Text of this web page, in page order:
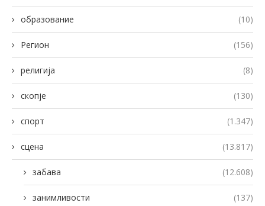
образование (10)
Регион (156)
религија (8)
скопје (130)
спорт (1.347)
сцена (13.817)
забава (12.608)
занимливости (137)